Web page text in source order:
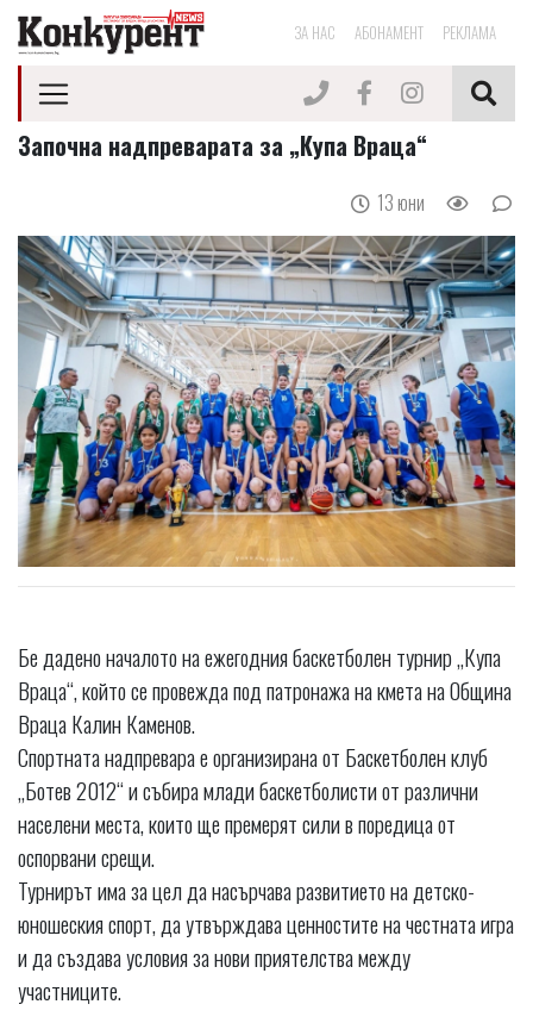
ЗА НАС АБОНАМЕНТ РЕКЛАМА
Започна надпреварата за „Купа Враца“
13 юни
Бе дадено началото на ежегодния баскетболен турнир „Купа
Враца“, който се провежда под патронажа на кмета на Община
Враца Калин Каменов.
Спортната надпревара е организирана от Баскетболен клуб
„Ботев 2012“ и събира млади баскетболисти от различни
населени места, които ще премерят сили в поредица от
оспорвани срещи.
Турнирът има за цел да насърчава развитието на детско-
юношеския спорт, да утвърждава ценностите на честната игра
и да създава условия за нови приятелства между
участниците.